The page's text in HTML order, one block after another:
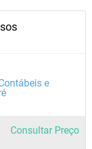
e
Consultar Preço